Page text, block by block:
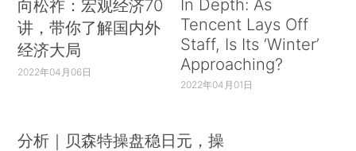
向松祚：宏观经济70
讲，带你了解国内外
经济大局
2022年04月06日
In Depth: As
Tencent Lays Off
Staff, Is Its ‘Winter’
Approaching?
2022年04月01日
分析｜贝森特操盘稳日元，操